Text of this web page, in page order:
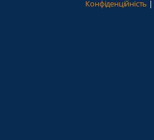
Конфіденційність |